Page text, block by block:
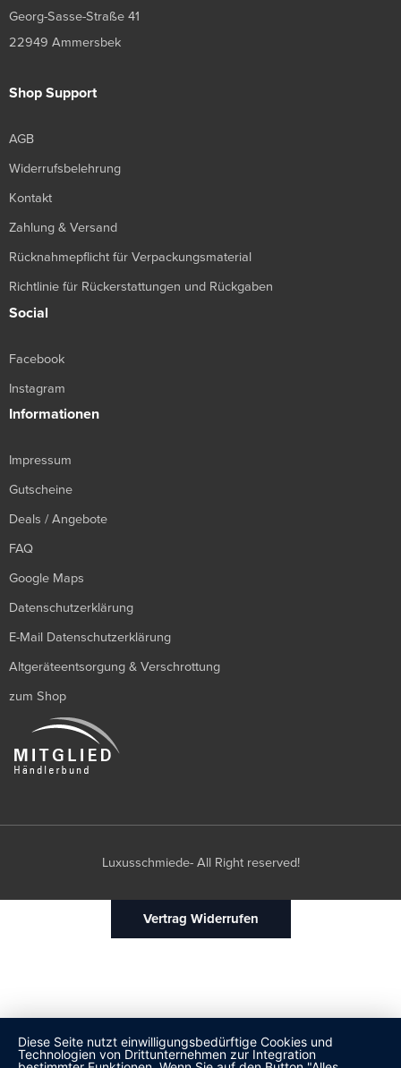
Georg-Sasse-Straße 41
22949 Ammersbek
Shop Support
AGB
Widerrufsbelehrung
Kontakt
Zahlung & Versand
Rücknahmepflicht für Verpackungsmaterial
Richtlinie für Rückerstattungen und Rückgaben
Social
Facebook
Instagram
Informationen
Impressum
Gutscheine
Deals / Angebote
FAQ
Google Maps
Datenschutzerklärung
E-Mail Datenschutzerklärung
Altgeräteentsorgung & Verschrottung
zum Shop
Luxusschmiede- All Right reserved!
Vertrag Widerrufen
Diese Seite nutzt einwilligungsbedürftige Cookies und
Technologien von Drittunternehmen zur Integration